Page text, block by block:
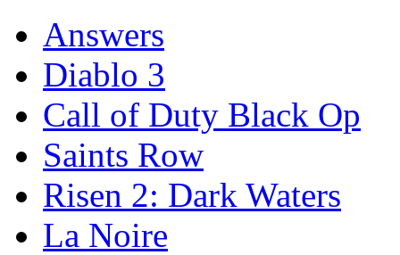
Answers
Diablo 3
Call of Duty Black Op
Saints Row
Risen 2: Dark Waters
La Noire